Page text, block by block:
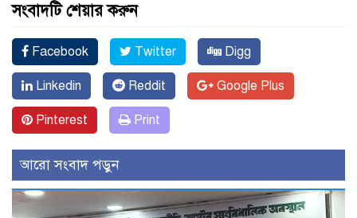
সংবাদটি শেয়ার করুন
Facebook Twitter Digg
Linkedin Reddit Google Plus
Pinterest Print
আরো সংবাদ পড়ুন